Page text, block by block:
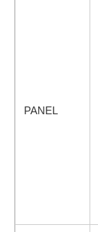
PANEL